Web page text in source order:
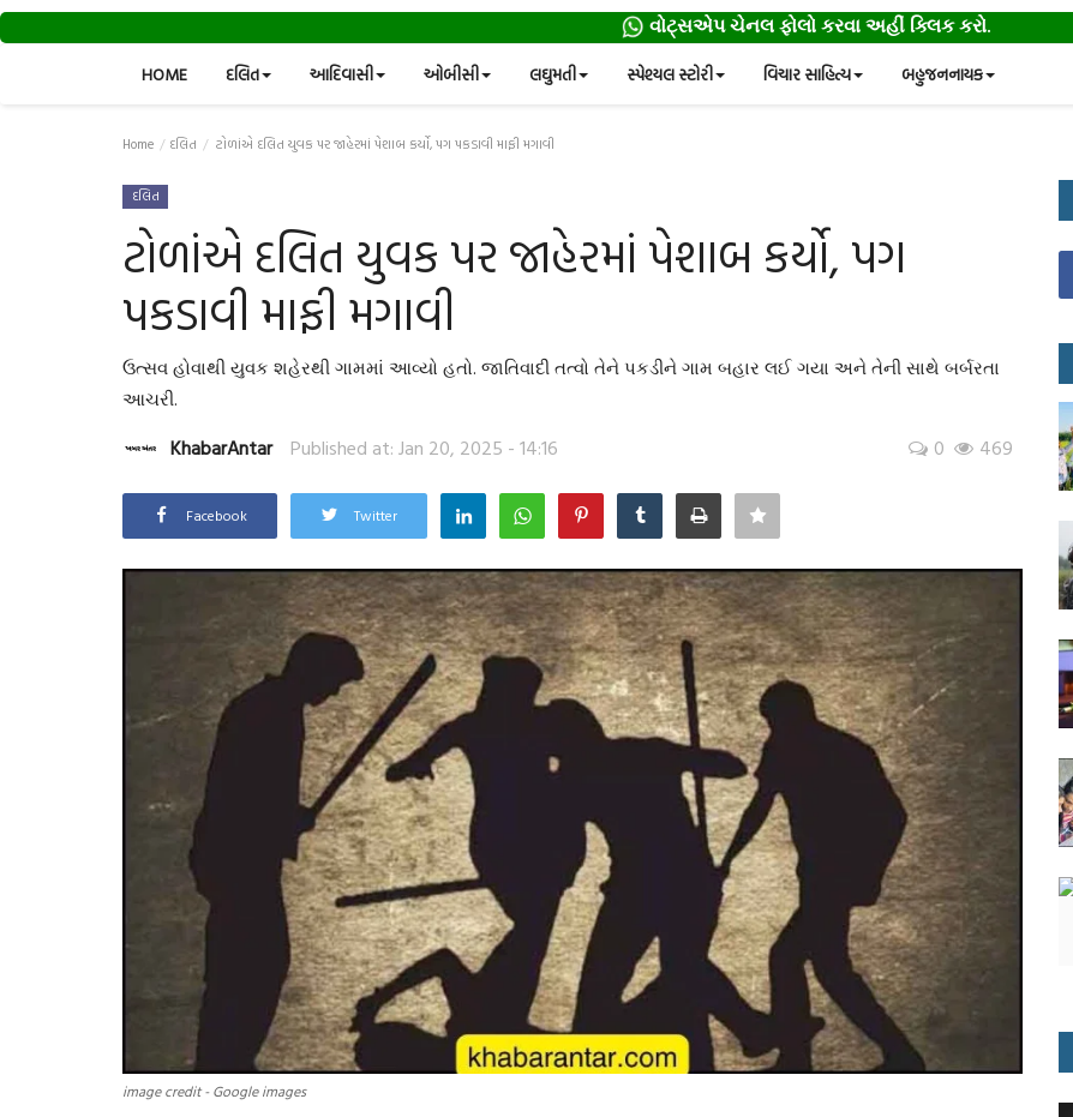
વોટ્સએપ ચેનલ ફોલો કરવા અહીં ક્લિક કરો.
HOME દલિત આદિવાસી ઓબીસી લઘુમતી સ્પેશ્યલ સ્ટોરી વિચાર સાહિત્ય બહુજનનાયક
Home દલિત ટોળાંએ દલિત યુવક પર જાહેરમાં પેશાબ કર્યો, પગ પકડાવી માફી મગાવી
દલિત
ટોળાંએ દલિત યુવક પર જાહેરમાં પેશાબ કર્યો, પગ
પકડાવી માફી મગાવી
ઉત્સવ હોવાથી યુવક શહેરથી ગામમાં આવ્યો હતો. જાતિવાદી તત્વો તેને પકડીને ગામ બહાર લઈ ગયા અને તેની સાથે બર્બરતા
આચરી.
KhabarAntar
Published at: Jan 20, 2025 - 14:16 0 469
Facebook Twitter
image credit - Google images